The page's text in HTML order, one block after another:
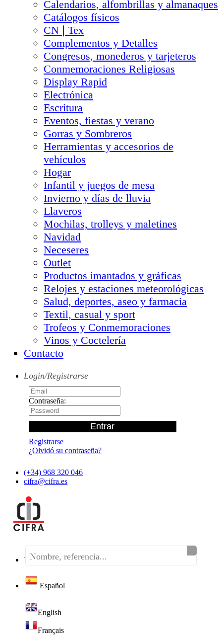
Calendarios, alfombrillas y almanaques
Catálogos físicos
CN❘Tex
Complementos y Detalles
Congresos, monederos y tarjeteros
Conmemoraciones Religiosas
Display Rapid
Electrónica
Escritura
Eventos, fiestas y verano
Gorras y Sombreros
Herramientas y accesorios de
vehículos
Hogar
Infantil y juegos de mesa
Invierno y días de lluvia
Llaveros
Mochilas, trolleys y maletines
Navidad
Neceseres
Outlet
Productos imantados y gráficas
Relojes y estaciones meteorológicas
Salud, deportes, aseo y farmacia
Textil, casual y sport
Trofeos y Conmemoraciones
Vinos y Coctelería
Contacto
Login/Registrarse
Contraseña:
Registrarse
¿Olvidó su contraseña?
(+34) 968 320 046
cifra@cifra.es
Teléfono:(+34) 968 320 046
Español
English
Français